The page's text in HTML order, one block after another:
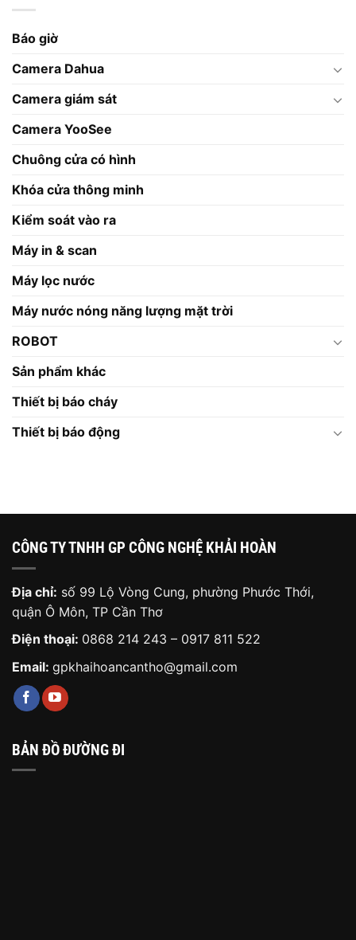
Báo giờ
Camera Dahua
Camera giám sát
Camera YooSee
Chuông cửa có hình
Khóa cửa thông minh
Kiểm soát vào ra
Máy in & scan
Máy lọc nước
Máy nước nóng năng lượng mặt trời
ROBOT
Sản phẩm khác
Thiết bị báo cháy
Thiết bị báo động
CÔNG TY TNHH GP CÔNG NGHỆ KHẢI HOÀN
Địa chỉ: số 99 Lộ Vòng Cung, phường Phước Thới,
quận Ô Môn, TP Cần Thơ
Điện thoại: 0868 214 243 – 0917 811 522
Email: gpkhaihoancantho@gmail.com
BẢN ĐỒ ĐƯỜNG ĐI